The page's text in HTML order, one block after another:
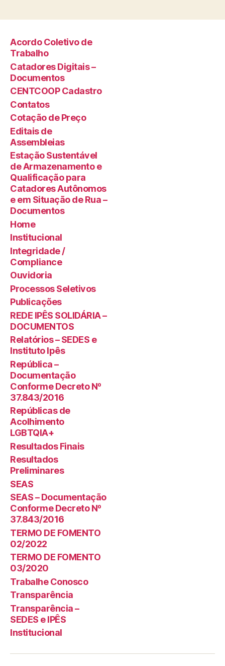
Acordo Coletivo de
Trabalho
Catadores Digitais –
Documentos
CENTCOOP Cadastro
Contatos
Cotação de Preço
Editais de
Assembleias
Estação Sustentável
de Armazenamento e
Qualificação para
Catadores Autônomos
e em Situação de Rua –
Documentos
Home
Institucional
Integridade /
Compliance
Ouvidoria
Processos Seletivos
Publicações
REDE IPÊS SOLIDÁRIA –
DOCUMENTOS
Relatórios – SEDES e
Instituto Ipês
República –
Documentação
Conforme Decreto Nº
37.843/2016
Repúblicas de
Acolhimento
LGBTQIA+
Resultados Finais
Resultados
Preliminares
SEAS
SEAS – Documentação
Conforme Decreto Nº
37.843/2016
TERMO DE FOMENTO
02/2022
TERMO DE FOMENTO
03/2020
Trabalhe Conosco
Transparência
Transparência –
SEDES e IPÊS
Institucional